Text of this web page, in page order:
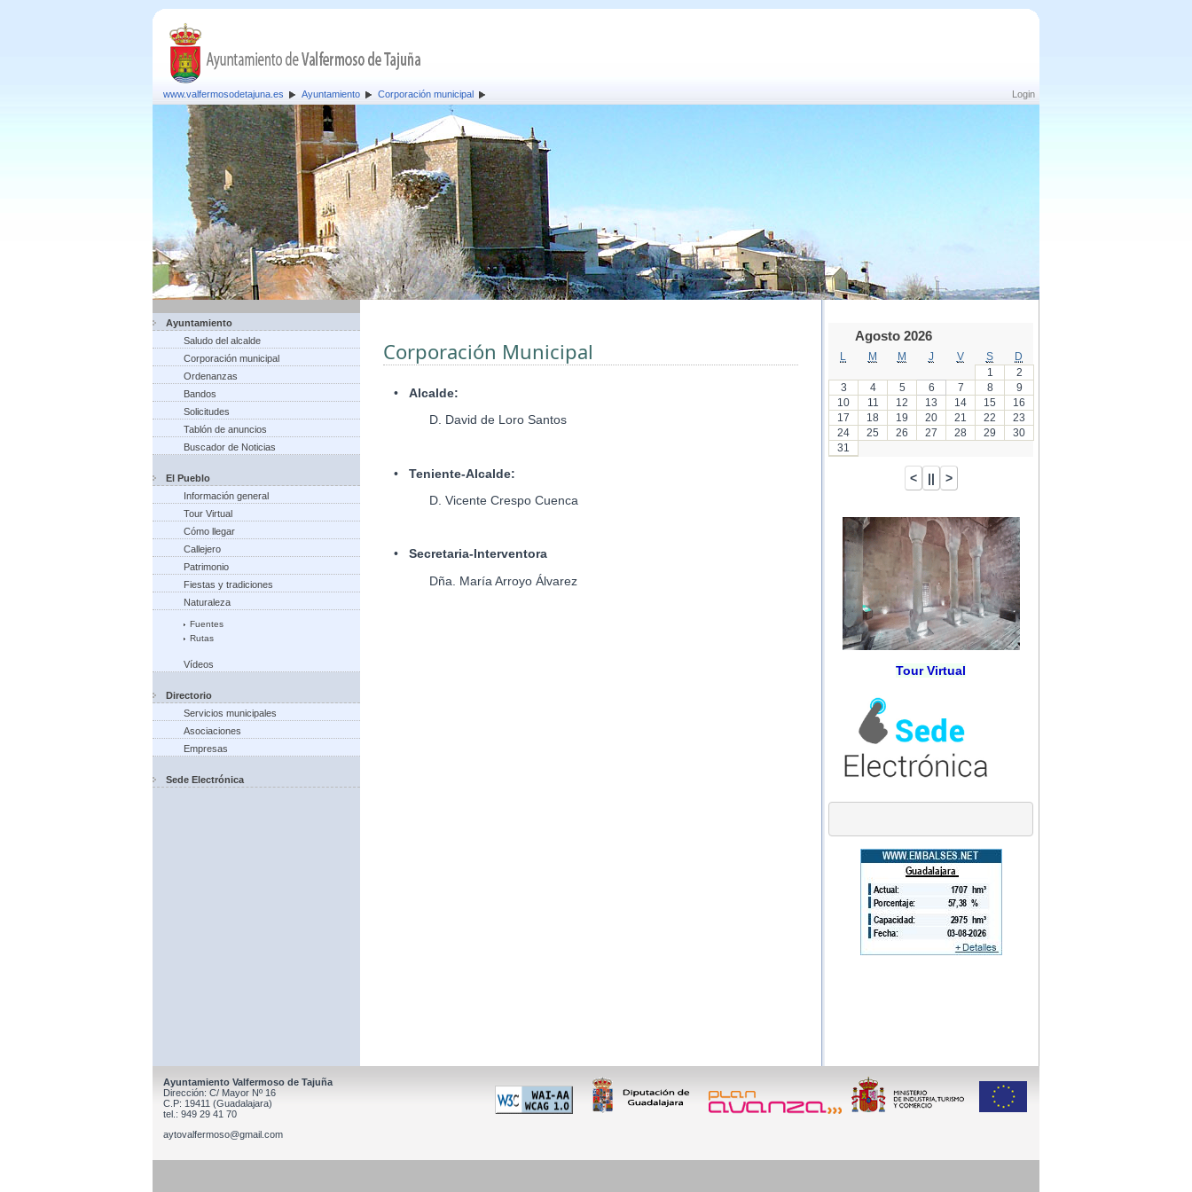
Login
www.valfermosodetajuna.es Ayuntamiento Corporación municipal
Ayuntamiento
Saludo del alcalde
Corporación municipal
Ordenanzas
Bandos
Solicitudes
Tablón de anuncios
Buscador de Noticias
El Pueblo
Información general
Tour Virtual
Cómo llegar
Callejero
Patrimonio
Fiestas y tradiciones
Naturaleza
Fuentes
Rutas
Vídeos
Directorio
Servicios municipales
Asociaciones
Empresas
Sede Electrónica
Corporación Municipal
• Alcalde:
D. David de Loro Santos
• Teniente-Alcalde:
D. Vicente Crespo Cuenca
• Secretaria-Interventora
Dña. María Arroyo Álvarez
Agosto 2026
M M J V S
D
1
2
3
4 5 6 7 8
9
10
11 12 13 14 15
16
17
18 19 20 21 22
23
24
25 26 27 28 29
30
31
Tour Virtual
Ayuntamiento Valfermoso de Tajuña
Dirección: C/ Mayor Nº 16
C.P: 19411 (Guadalajara)
tel.: 949 29 41 70
aytovalfermoso@gmail.com